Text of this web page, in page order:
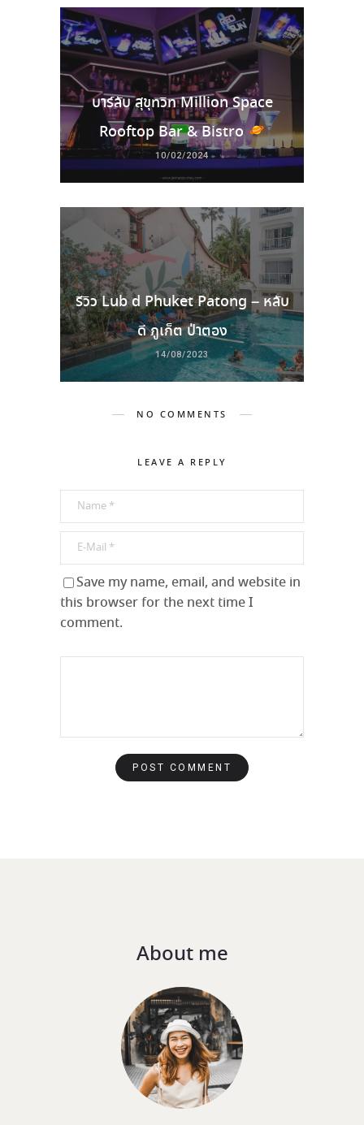
บาร์ลับ สุขุทวิท Million Space
Rooftop Bar & Bistro
10/02/2024
รีวิว Lub d Phuket Patong – หลับ
ดี ภูเก็ต ป่าตอง
14/08/2023
NO COMMENTS
LEAVE A REPLY
Save my name, email, and website in
this browser for the next time I
comment.
About me